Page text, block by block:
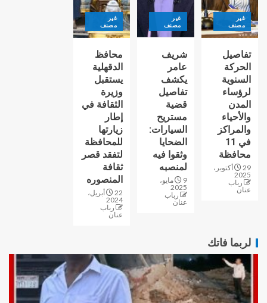
غير
مصنف
تفاصيل
الحركة
السنوية
لرؤساء
المدن
والأحياء
والمراكز
في 11
محافظة
29 أكتوبر،
2025
رباب
عنان
غير
مصنف
شريف
عامر
يكشف
تفاصيل
قضية
مستريح
السيارات:
الضحايا
وثقوا فيه
لمنصبه
9 مايو،
2025
رباب
عنان
غير
مصنف
محافظ
الدقهلية
يستقبل
وزيرة
الثقافة في
إطار
زيارتها
للمحافظة
لتفقد قصر
ثقافة
المنصوره
22 أبريل،
2024
رباب
عنان
لربما فاتك